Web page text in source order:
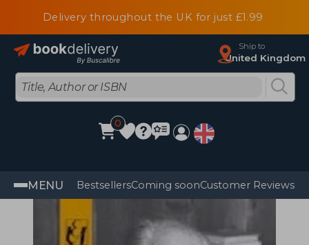
Delivery throughout the UK for just £1.99
Ship to
United Kingdom
0
MENU BestsellersComing soonCustomer Reviews